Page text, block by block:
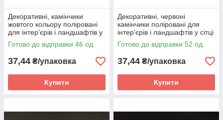
Декоративні, камінчики
жовтого кольору поліровані
для інтер'єрів і ландшафтів у
сітці 1 кг, великого розміру.
Готово до відправки 46 од.
37,44 ₴/упаковка
Купити
Декоративні, червоні
камінчики поліровані для
інтер'єрів і ландшафтів у сітці
1 кг, великого розміру.
Готово до відправки 52 од.
37,44 ₴/упаковка
Купити